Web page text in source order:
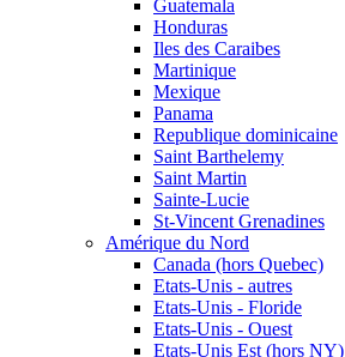
Guatemala
Honduras
Iles des Caraibes
Martinique
Mexique
Panama
Republique dominicaine
Saint Barthelemy
Saint Martin
Sainte-Lucie
St-Vincent Grenadines
Amérique du Nord
Canada (hors Quebec)
Etats-Unis - autres
Etats-Unis - Floride
Etats-Unis - Ouest
Etats-Unis Est (hors NY)